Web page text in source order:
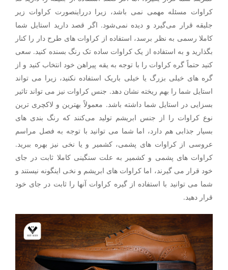
کراوات مسئله مهمی نمی باشد، زیرا درراینصورت کراوات زیر
جلیقه قرار می‌گیرد و دیده نمی‌شود. اگر قصد دارید استایل شما
کاملا رسمی به نظر برسد، استفاده از کراوات های طرح دار را کنار
بگذارید و به استفاده از یک کراوات ساده تک رنگ بسنده کنید. سعی
کنید حتماً گره کراوات را با توجه به یقه پیراهن خود انتخاب کنید و از
گره های خیلی بزرگ یا خیلی باریک استفاده نکنید، زیرا می تواند
استایل شما را بهم ریخته نشان دهد. جنس کراوات نیز می تواند تاثیر
بسزایی در استایل شما داشته باشد. معمولاً بهترین و لاکچری ترین
نوع کراوات را از جنس ابریشم تولید می‌کنند که رنگ بندی های
بسیار جذابی هم دارد، اما شما می توانید با توجه به فصل مراسم
عروسی از کراوات های پشمی، کشمیر و یا نخی نیز بهره ببرید.
کراوات های پشمی و کشمیر به علت سنگینی کاملا ثابت در جای
خود قرار می گیرند، اما کراوات های ابریشم و نخی اینگونه نیستند و
شما می توانید با استفاده از گیره کراوات آنها را ثابت در جای خود
قرار دهید.